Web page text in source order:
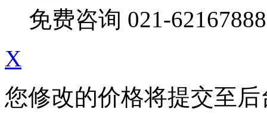
免费咨询 021-62167888
X
您修改的价格将提交至